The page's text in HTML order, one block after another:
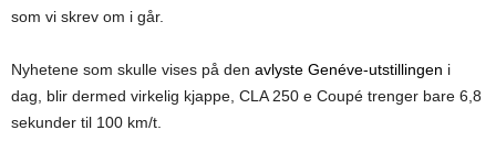
som vi skrev om i går.
Nyhetene som skulle vises på den avlyste Genéve-utstillingen i
dag, blir dermed virkelig kjappe, CLA 250 e Coupé trenger bare 6,8
sekunder til 100 km/t.